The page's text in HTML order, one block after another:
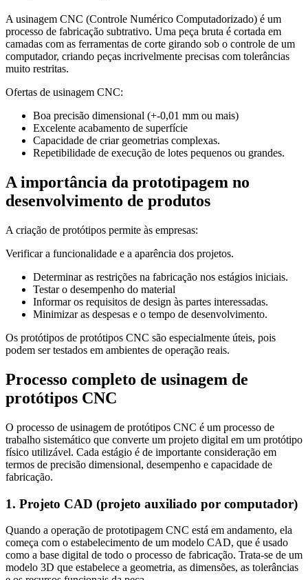
A usinagem CNC (Controle Numérico Computadorizado) é um
processo de fabricação subtrativo. Uma peça bruta é cortada em
camadas com as ferramentas de corte girando sob o controle de um
computador, criando peças incrivelmente precisas com tolerâncias
muito restritas.
Ofertas de usinagem CNC:
Boa precisão dimensional (+-0,01 mm ou mais)
Excelente acabamento de superfície
Capacidade de criar geometrias complexas.
Repetibilidade de execução de lotes pequenos ou grandes.
A importância da prototipagem no
desenvolvimento de produtos
A criação de protótipos permite às empresas:
Verificar a funcionalidade e a aparência dos projetos.
Determinar as restrições na fabricação nos estágios iniciais.
Testar o desempenho do material
Informar os requisitos de design às partes interessadas.
Minimizar as despesas e o tempo de desenvolvimento.
Os protótipos de protótipos CNC são especialmente úteis, pois
podem ser testados em ambientes de operação reais.
Processo completo de usinagem de
protótipos CNC
O processo de usinagem de protótipos CNC é um processo de
trabalho sistemático que converte um projeto digital em um protótipo
físico utilizável. Cada estágio é de importante consideração em
termos de precisão dimensional, desempenho e capacidade de
fabricação.
1. Projeto CAD (projeto auxiliado por computador)
Quando a operação de prototipagem CNC está em andamento, ela
começa com o estabelecimento de um modelo CAD, que é usado
como a base digital de todo o processo de fabricação. Trata-se de um
modelo 3D que estabelece a geometria, as dimensões, as tolerâncias